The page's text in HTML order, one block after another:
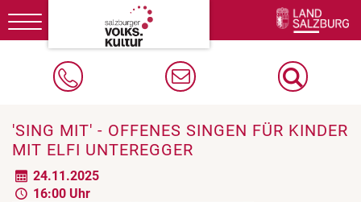
Toggle
navigation
'SING MIT' - OFFENES SINGEN FÜR KINDER
MIT ELFI UNTEREGGER
24.11.2025
16:00 Uhr